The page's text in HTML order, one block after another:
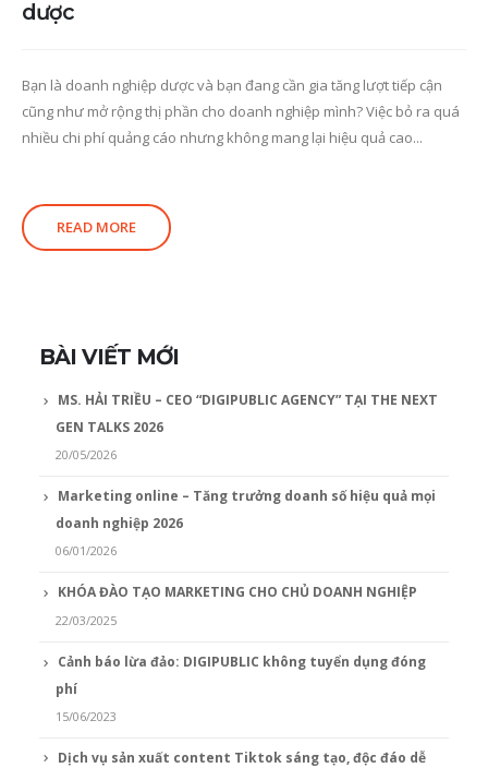
dược
Bạn là doanh nghiệp dược và bạn đang cần gia tăng lượt tiếp cận
cũng như mở rộng thị phần cho doanh nghiệp mình? Việc bỏ ra quá
nhiều chi phí quảng cáo nhưng không mang lại hiệu quả cao...
READ MORE
BÀI VIẾT MỚI
MS. HẢI TRIỀU – CEO “DIGIPUBLIC AGENCY” TẠI THE NEXT
GEN TALKS 2026
20/05/2026
Marketing online – Tăng trưởng doanh số hiệu quả mọi
doanh nghiệp 2026
06/01/2026
KHÓA ĐÀO TẠO MARKETING CHO CHỦ DOANH NGHIỆP
22/03/2025
Cảnh báo lừa đảo: DIGIPUBLIC không tuyển dụng đóng
phí
15/06/2023
Dịch vụ sản xuất content Tiktok sáng tạo, độc đáo dễ